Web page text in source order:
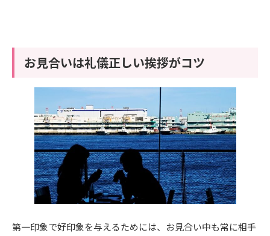
お見合いは礼儀正しい挨拶がコツ
第一印象で好印象を与えるためには、お見合い中も常に相手